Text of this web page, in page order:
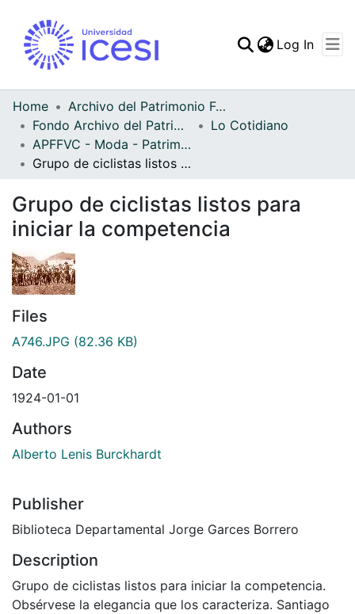
Statistics
Log In
Home
Archivo del Patrimonio Fotográfico y Fílmico del Valle del Cauca
Fondo Archivo del Patrimonio Fotográfico y Fílmico del Valle del Cauca
Lo Cotidiano
APFFVC - Moda - Patrimonial
Grupo de ciclistas listos para iniciar la competencia
Grupo de ciclistas listos para
iniciar la competencia
Files
A746.JPG (82.36 KB)
Date
1924-01-01
Authors
Alberto Lenis Burckhardt
Publisher
Biblioteca Departamental Jorge Garces Borrero
Description
Grupo de ciclistas listos para iniciar la competencia.
Obsérvese la elegancia que los caracteriza. Santiago